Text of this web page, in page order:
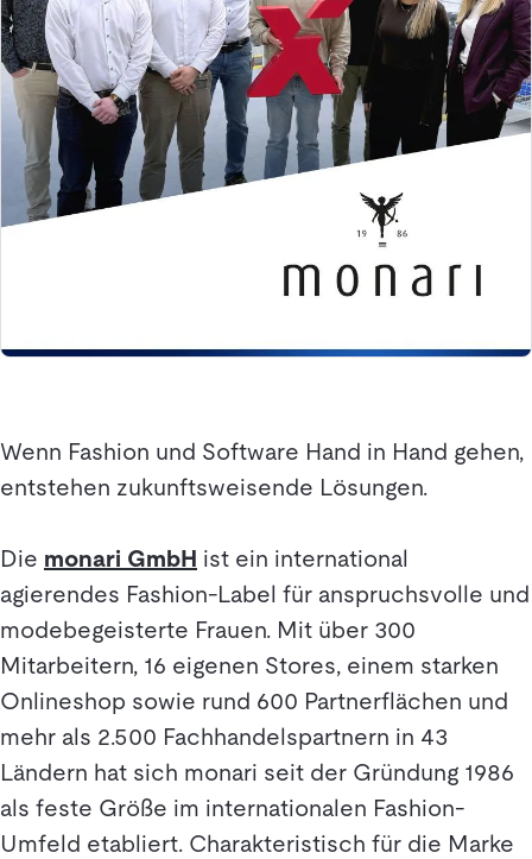
Wenn Fashion und Software Hand in Hand gehen,
entstehen zukunftsweisende Lösungen.
Die monari GmbH ist ein international
agierendes Fashion-Label für anspruchsvolle und
modebegeisterte Frauen. Mit über 300
Mitarbeitern, 16 eigenen Stores, einem starken
Onlineshop sowie rund 600 Partnerflächen und
mehr als 2.500 Fachhandelspartnern in 43
Ländern hat sich monari seit der Gründung 1986
als feste Größe im internationalen Fashion-
Umfeld etabliert. Charakteristisch für die Marke